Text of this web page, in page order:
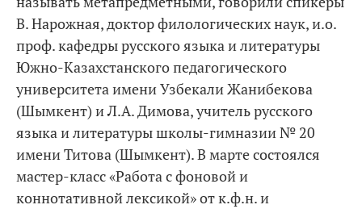
В. Нарожная, доктор филологических наук, и.о.
проф. кафедры русского языка и литературы
Южно-Казахстанского педагогического
университета имени Узбекали Жанибекова
(Шымкент) и Л.А. Димова, учитель русского
языка и литературы школы-гимназии № 20
имени Титова (Шымкент). В марте состоялся
мастер-класс «Работа с фоновой и
коннотативной лексикой» от к.ф.н. и